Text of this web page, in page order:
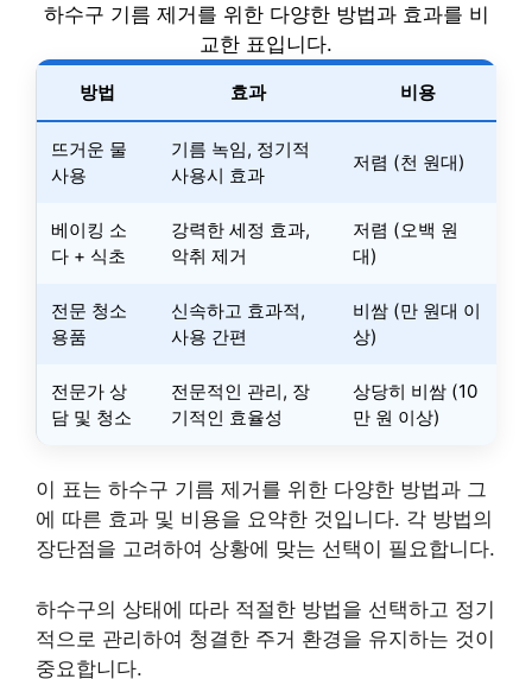
하수구 기름 제거를 위한 다양한 방법과 효과를 비
교한 표입니다.
방법 효과 비용
뜨거운 물
사용
기름 녹임, 정기적
사용시 효과
저렴 (천 원대)
베이킹 소
다 + 식초
강력한 세정 효과,
악취 제거
저렴 (오백 원
대)
전문 청소
용품
신속하고 효과적,
사용 간편
비쌈 (만 원대 이
상)
전문가 상
담 및 청소
전문적인 관리, 장
기적인 효율성
상당히 비쌈 (10
만 원 이상)
이 표는 하수구 기름 제거를 위한 다양한 방법과 그
에 따른 효과 및 비용을 요약한 것입니다. 각 방법의
장단점을 고려하여 상황에 맞는 선택이 필요합니다.
하수구의 상태에 따라 적절한 방법을 선택하고 정기
적으로 관리하여 청결한 주거 환경을 유지하는 것이
중요합니다.